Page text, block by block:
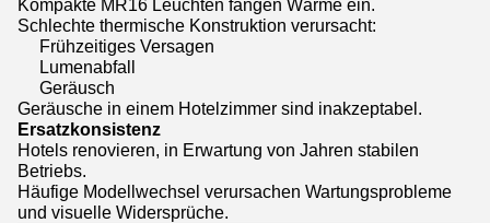
Kompakte MR16 Leuchten fangen Wärme ein.
Schlechte thermische Konstruktion verursacht:
Frühzeitiges Versagen
Lumenabfall
Geräusch
Geräusche in einem Hotelzimmer sind inakzeptabel.
Ersatzkonsistenz
Hotels renovieren, in Erwartung von Jahren stabilen
Betriebs.
Häufige Modellwechsel verursachen Wartungsprobleme
und visuelle Widersprüche.